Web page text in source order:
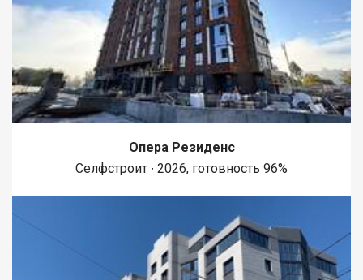
Опера Резиденс
Селфстроит ∙ 2026, готовность 96%